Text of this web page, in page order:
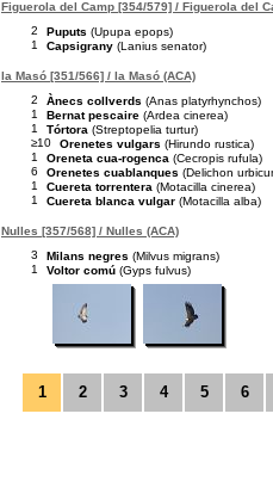
Figuerola del Camp [354/579] / Figuerola del
2
Puputs (Upupa epops)
1
Capsigrany (Lanius senator)
la Masó [351/566] / la Masó (ACA)
2
Ànecs collverds (Anas platyrhynchos)
1
Bernat pescaire (Ardea cinerea)
1
Tórtora (Streptopelia turtur)
≥10
Orenetes vulgars (Hirundo rustica)
1
Oreneta cua-rogenca (Cecropis rufula)
6
Orenetes cuablanques (Delichon
1
Cuereta torrentera (Motacilla cinerea)
1
Cuereta blanca vulgar (Motacilla alba)
Nulles [357/568] / Nulles (ACA)
3
Milans negres (Milvus migrans)
1
Voltor comú (Gyps fulvus)
1 2 3 4 5 6